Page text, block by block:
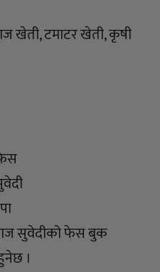
खेती, टमाटर खेती, कृषी
सुवेदीको फेस बुक
।